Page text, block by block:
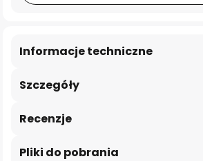
Szczegóły
Informacje techniczne
Recenzje
Pliki do pobrania